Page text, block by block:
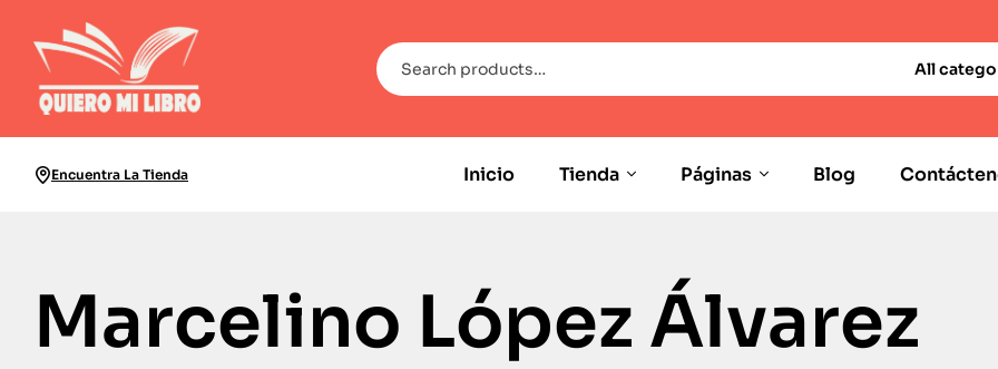
All
Encuentra La Tienda Inicio Tienda Páginas Blog
Marcelino López Álvarez